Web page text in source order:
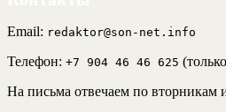
Email: redaktor@son-net.info
Телефон: +7 904 46 46 625
На письма отвечаем по вторникам